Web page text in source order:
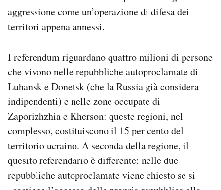
aggressione come un’operazione di difesa dei
territori appena annessi.
I referendum riguardano quattro milioni di persone
che vivono nelle repubbliche autoproclamate di
Luhansk e Donetsk (che la Russia già considera
indipendenti) e nelle zone occupate di
Zaporizhzhia e Kherson: queste regioni, nel
complesso, costituiscono il 15 per cento del
territorio ucraino. A seconda della regione, il
quesito referendario è differente: nelle due
repubbliche autoproclamate viene chiesto se si